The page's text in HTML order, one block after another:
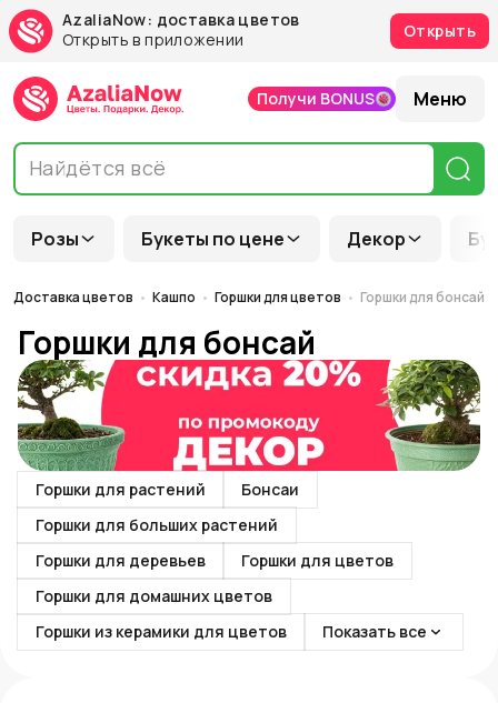
AzaliaNow: доставка цветов
Открыть в приложении
Открыть
Розы Букеты по цене Декор
Получи BONUS Меню
Доставка цветов Кашпо Горшки для цветов Горшки для бонсай
Горшки для бонсай
Горшки для растений
Бонсаи
Горшки для больших растений
Горшки для деревьев
Горшки для цветов
Горшки для домашних цветов
Горшки из керамики для цветов
Показать все